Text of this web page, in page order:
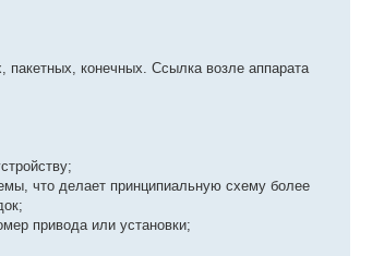
пакетных, конечных. Ссылка возле аппарата
что делает принципиальную схему более
привода или установки;